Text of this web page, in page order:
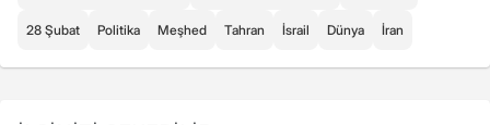
28 Şubat Politika Meşhed Tahran İsrail Dünya İran